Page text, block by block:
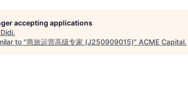
accepting applications
Didi.
to "商旅运营高级专家 (J250909015)" ACME Capital.